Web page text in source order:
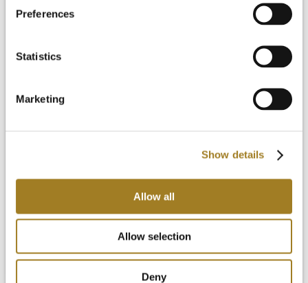
Preferences
Statistics
Marketing
Show details
Allow all
Allow selection
Deny